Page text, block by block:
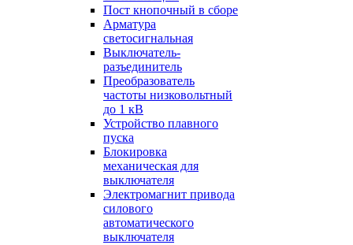
Пост кнопочный в сборе
Арматура
светосигнальная
Выключатель-
разъединитель
Преобразователь
частоты низковольтный
до 1 кВ
Устройство плавного
пуска
Блокировка
механическая для
выключателя
Электромагнит привода
силового
автоматического
выключателя